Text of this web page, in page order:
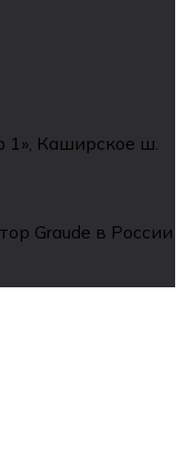
Каширское ш.
Graude в России